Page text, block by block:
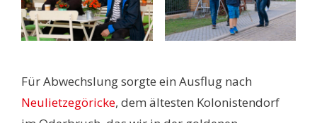
Für Abwechslung sorgte ein Ausflug nach
Neulietzegöricke, dem ältesten Kolonistendorf